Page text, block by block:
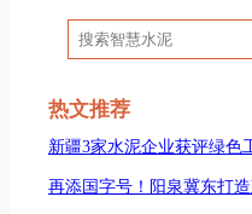
搜
索
热文推荐
新疆3家水泥企业获评绿色
再添国字号！阳泉冀东打